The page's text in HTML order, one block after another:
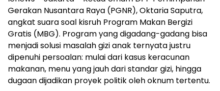
Gerakan Nusantara Raya (PGNR), Oktaria Saputra,
angkat suara soal kisruh Program Makan Bergizi
Gratis (MBG). Program yang digadang-gadang bisa
menjadi solusi masalah gizi anak ternyata justru
dipenuhi persoalan: mulai dari kasus keracunan
makanan, menu yang jauh dari standar gizi, hingga
dugaan dijadikan proyek politik oleh oknum tertentu.